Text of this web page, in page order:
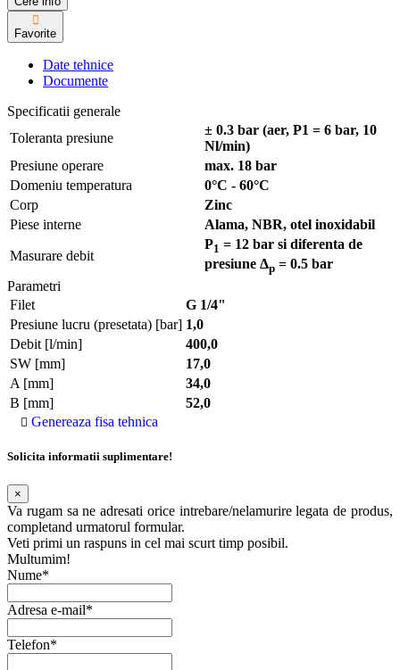
Favorite
Date tehnice
Documente
Specificatii generale
Toleranta presiune
± 0.3 bar (aer, P1 = 6 bar, 10
Nl/min)
Presiune operare
max. 18 bar
Domeniu temperatura
0°C - 60°C
Corp
Zinc
Piese interne
Alama, NBR, otel inoxidabil
Masurare debit
P1 = 12 bar si diferenta de
presiune Δp = 0.5 bar
Parametri
Filet
G 1/4"
Presiune lucru (presetata) [bar] 1,0
Debit [l/min]
400,0
SW [mm]
17,0
A [mm]
34,0
B [mm]
52,0
Genereaza fisa tehnica
Solicita informatii suplimentare!
×
Va rugam sa ne adresati orice intrebare/nelamurire legata de produs,
completand urmatorul formular.
Veti primi un raspuns in cel mai scurt timp posibil.
Multumim!
Nume*
Adresa e-mail*
Telefon*